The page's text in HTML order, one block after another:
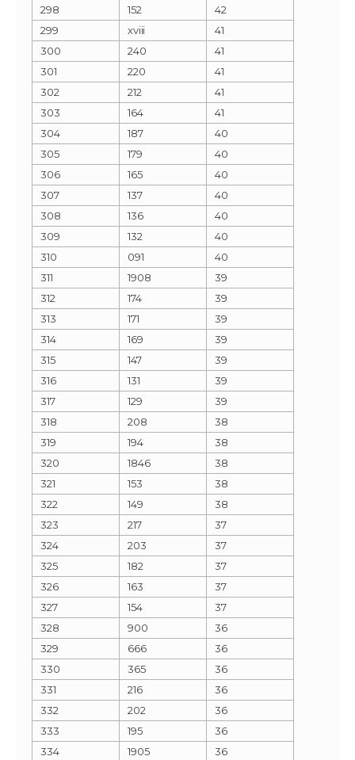
298 152
42
299
xviii
41
300
240
41
301
220
41
302
212
41
303
164
41
304
187
40
305
179
40
306
165
40
307
137
40
308
136
40
309
132
40
310
091
40
311
1908
39
312
174
39
313
171
39
314
169
39
315
147
39
316
131
39
317
129
39
318
208
38
319
194
38
320
1846
38
321
153
38
322
149
38
323
217
37
324
203
37
325
182
37
326
163
37
327
154
37
328
900
36
329
666
36
330
365
36
331
216
36
332
202
36
333
195
36
334
1905
36